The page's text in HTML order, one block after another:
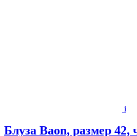
i
Блуза Baon, размер 42,